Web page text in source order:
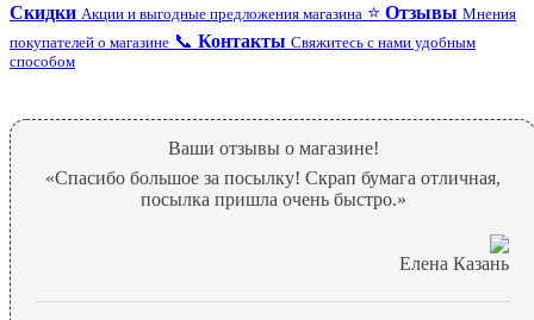
Скидки Акции и выгодные предложения магазина ⭐ Отзывы Мнения
покупателей о магазине 📞 Контакты Свяжитесь с нами удобным
способом
Ваши отзывы о магазине!
«Спасибо большое за посылку! Скрап бумага отличная,
посылка пришла очень быстро.»
Елена Казань